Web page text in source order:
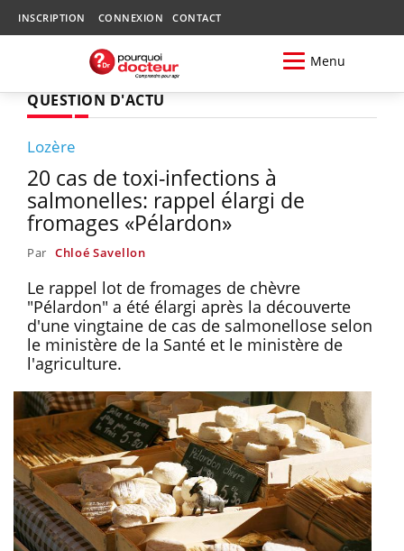
INSCRIPTION CONNEXION CONTACT
Menu
QUESTION D'ACTU
Lozère
20 cas de toxi-infections à
salmonelles: rappel élargi de
fromages «Pélardon»
Par Chloé Savellon
Le rappel lot de fromages de chèvre
"Pélardon" a été élargi après la découverte
d'une vingtaine de cas de salmonellose selon
le ministère de la Santé et le ministère de
l'agriculture.